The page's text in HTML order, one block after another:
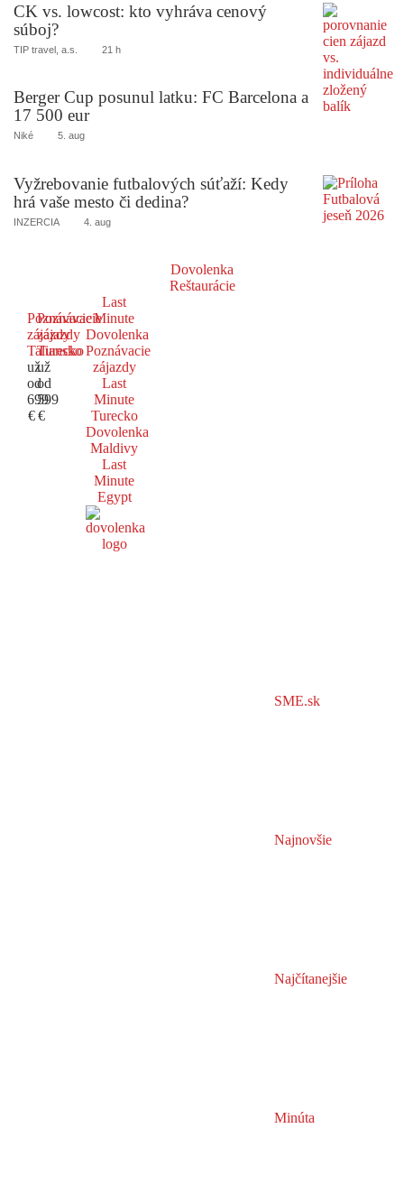
CK vs. lowcost: kto vyhráva cenový
súboj?
TIP travel, a.s. 21 h
Berger Cup posunul latku: FC Barcelona a
17 500 eur
Niké 5. aug
Vyžrebovanie futbalových súťaží: Kedy
hrá vaše mesto či dedina?
INZERCIA 4. aug
Dovolenka
Reštaurácie
Poznávacie
zájazdy
Taliansko
už
od
699
€
Poznávacie
zájazdy
Turecko
už
od
599
€
Last
Minute
Dovolenka
Poznávacie
zájazdy
Last
Minute
Turecko
Dovolenka
Maldivy
Last
Minute
Egypt
SME.sk
Najnovšie
Najčítanejšie
Minúta